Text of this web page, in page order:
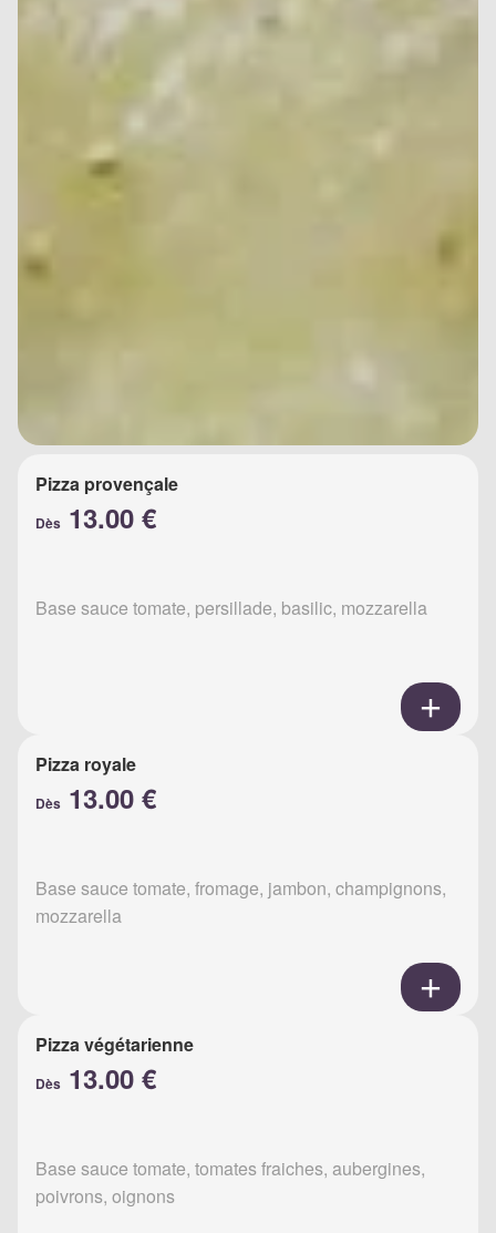
Pizza provençale
Dès 13.00 €
Base sauce tomate, persillade, basilic, mozzarella
Pizza royale
Dès 13.00 €
Base sauce tomate, fromage, jambon, champignons,
mozzarella
Pizza végétarienne
Dès 13.00 €
Base sauce tomate, tomates fraiches, aubergines,
poivrons, oignons